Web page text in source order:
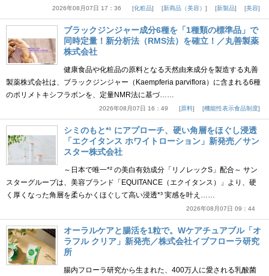
2026年08月07日 17：36 化粧品 新商品（美容） 新製品 美容
ブラックジンジャー成分6種を「1種類の標準品」で
同時定量！新分析法（RMS法）を確立！／丸善製薬
株式会社
健康食品や化粧品の原料となる天然由来成分を製造する丸善
製薬株式会社は、ブラックジンジャー（Kaempferia parviflora）に含まれる6種
のポリメトキシフラボンを、定量NMR法に基づ……
2026年08月07日 16：49 原料 機能性表示食品制度
シミのもと*¹ にアプローチ、硬い角層をほぐし浸透
「エクイタンス ホワイトローション」新発売／サン
スター株式会社
～日本で唯一*² の美白有効成分「リノレックS」配合～ サン
スターグループは、美容ブランド「EQUITANCE（エクイタンス）」より、硬
く厚くなった角層を柔らかくほぐして高い浸透*³ 実感を叶え……
2026年08月07日 09：44
オーラルケアと腸活を1粒で。Wケアチュアブル「オ
ラフル クリア」新発売／株式会社イブフローラ研究
所
腸内フローラ研究から生まれた、400万人に愛される乳酸菌